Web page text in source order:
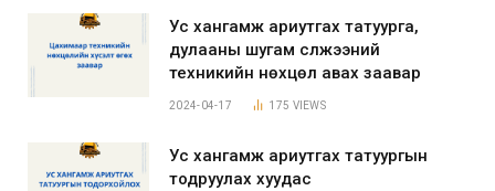
Ус хангамж ариутгах татуурга,
дулааны шугам сүлжээний
техникийн нөхцөл авах заавар
2024-04-17 175 VIEWS
Ус хангамж ариутгах татуургын
тодруулах хуудас